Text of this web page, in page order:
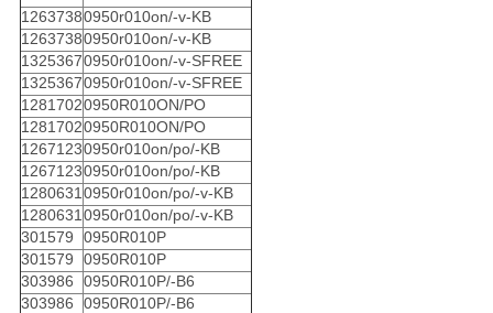
12637380950r010on/-v-KB
12637380950r010on/-v-KB
13253670950r010on/-v-SFREE
13253670950r010on/-v-SFREE
12817020950R010ON/PO
12817020950R010ON/PO
12671230950r010on/po/-KB
12671230950r010on/po/-KB
1280631 0950r010on/po/-v-KB
1280631 0950r010on/po/-v-KB
301579
0950R010P
301579
0950R010P
303986
0950R010P/-B6
303986
0950R010P/-B6